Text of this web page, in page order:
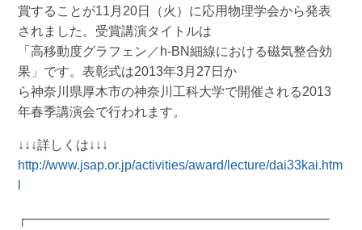
賞することが11月20日（火）に応用物理学会から発表
されました。受賞講演タイトルは
「高移動度グラフェン／h-BN細線における磁気整合効
果」です。表彰式は2013年3月27日か
ら神奈川県厚木市の神奈川工科大学で開催される2013
年春季講演会で行われます。
↓↓↓詳しくは↓↓↓
http://www.jsap.or.jp/activities/award/lecture/dai33kai.htm
┌──────────────────────────────────